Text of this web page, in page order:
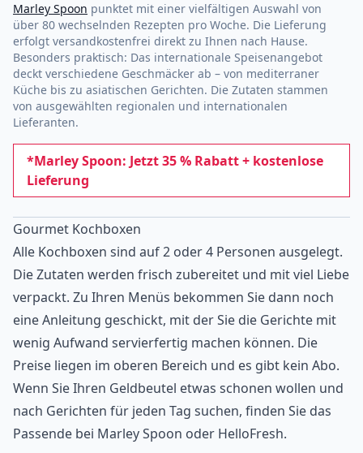
Marley Spoon punktet mit einer vielfältigen Auswahl von
über 80 wechselnden Rezepten pro Woche. Die Lieferung
erfolgt versandkostenfrei direkt zu Ihnen nach Hause.
Besonders praktisch: Das internationale Speisenangebot
deckt verschiedene Geschmäcker ab – von mediterraner
Küche bis zu asiatischen Gerichten. Die Zutaten stammen
von ausgewählten regionalen und internationalen
Lieferanten.
*Marley Spoon: Jetzt 35 % Rabatt + kostenlose
Lieferung
Gourmet Kochboxen
Alle Kochboxen sind auf 2 oder 4 Personen ausgelegt.
Die Zutaten werden frisch zubereitet und mit viel Liebe
verpackt. Zu Ihren Menüs bekommen Sie dann noch
eine Anleitung geschickt, mit der Sie die Gerichte mit
wenig Aufwand servierfertig machen können. Die
Preise liegen im oberen Bereich und es gibt kein Abo.
Wenn Sie Ihren Geldbeutel etwas schonen wollen und
nach Gerichten für jeden Tag suchen, finden Sie das
Passende bei Marley Spoon oder HelloFresh.